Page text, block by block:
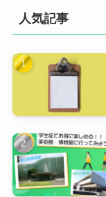
人気記事